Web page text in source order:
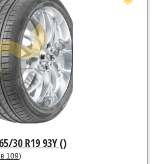
30 R19 93Y ()
109)